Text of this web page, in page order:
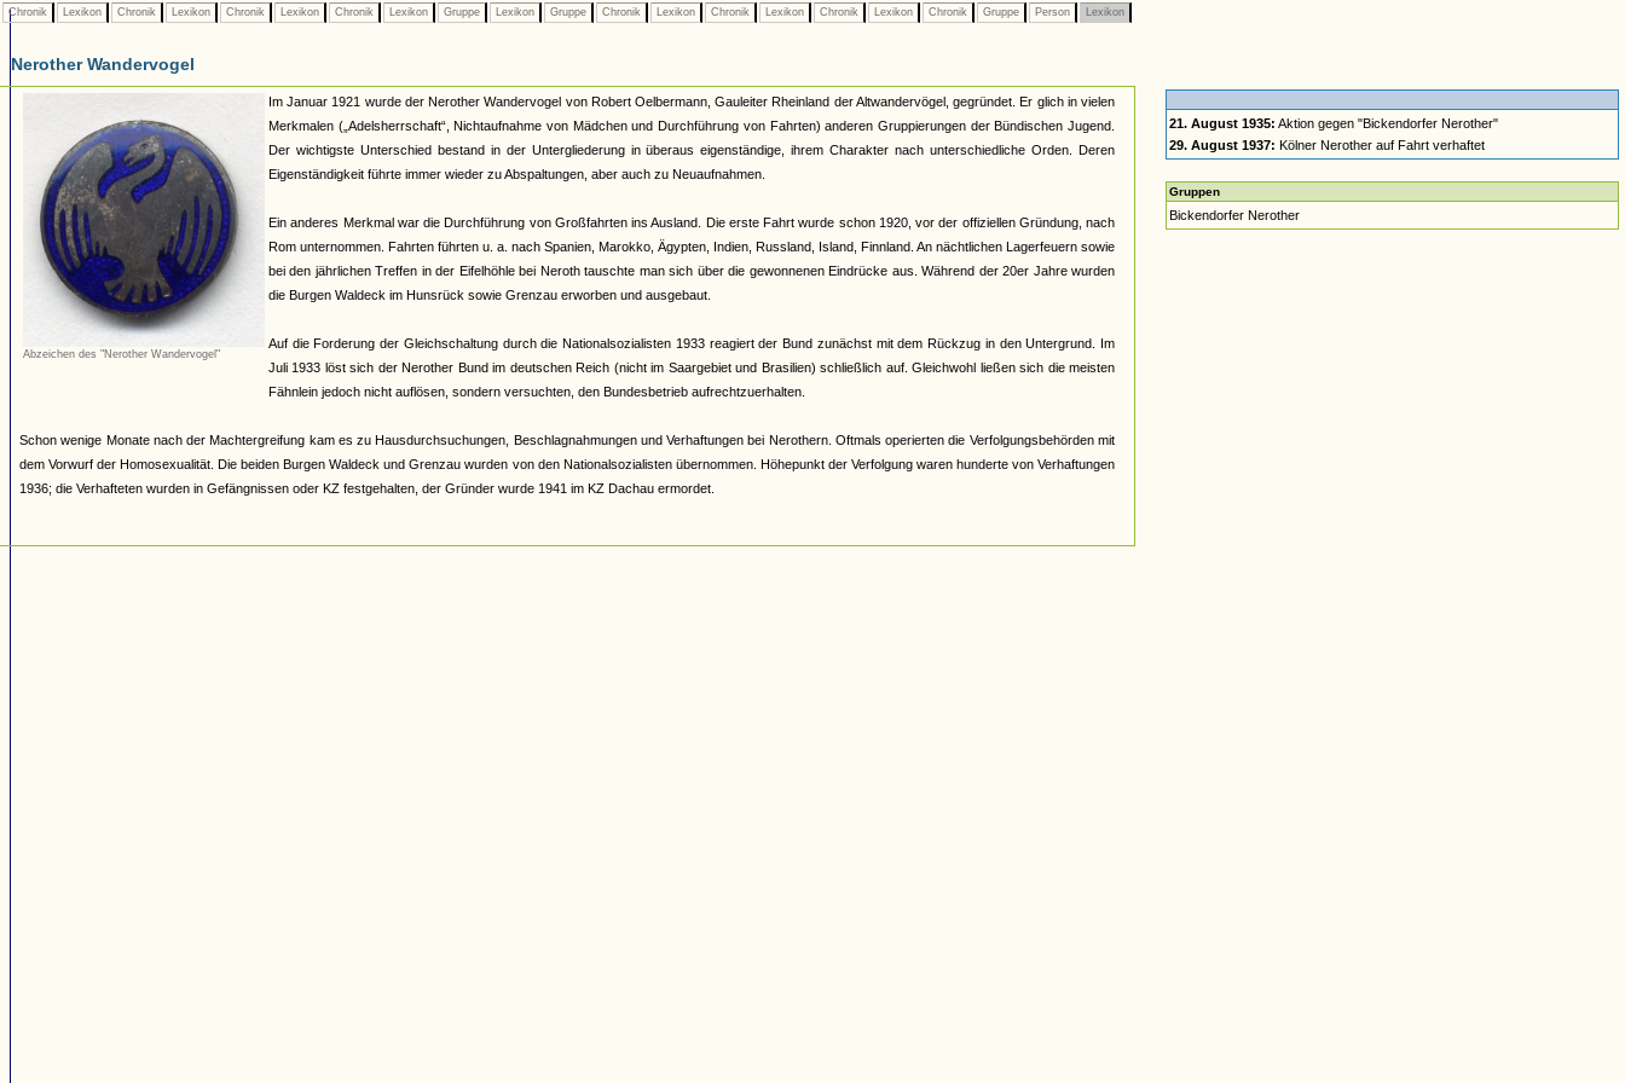
Chronik Lexikon Chronik Lexikon Chronik Lexikon Chronik Lexikon Gruppe Lexikon Gruppe Chronik Lexikon Chronik Lexikon Chronik Lexikon Chronik Gruppe Person Lexikon
Nerother Wandervogel
Abzeichen des "Nerother Wandervogel"
Im Januar 1921 wurde der Nerother Wandervogel von Robert Oelbermann, Gauleiter Rheinland der Altwandervögel, gegründet. Er glich in vielen
Merkmalen („Adelsherrschaft“, Nichtaufnahme von Mädchen und Durchführung von Fahrten) anderen Gruppierungen der Bündischen Jugend.
Der wichtigste Unterschied bestand in der Untergliederung in überaus eigenständige, ihrem Charakter nach unterschiedliche Orden. Deren
Eigenständigkeit führte immer wieder zu Abspaltungen, aber auch zu Neuaufnahmen.
Ein anderes Merkmal war die Durchführung von Großfahrten ins Ausland. Die erste Fahrt wurde schon 1920, vor der offiziellen Gründung, nach
Rom unternommen. Fahrten führten u. a. nach Spanien, Marokko, Ägypten, Indien, Russland, Island, Finnland. An nächtlichen Lagerfeuern sowie
bei den jährlichen Treffen in der Eifelhöhle bei Neroth tauschte man sich über die gewonnenen Eindrücke aus. Während der 20er Jahre wurden
die Burgen Waldeck im Hunsrück sowie Grenzau erworben und ausgebaut.
Auf die Forderung der Gleichschaltung durch die Nationalsozialisten 1933 reagiert der Bund zunächst mit dem Rückzug in den Untergrund. Im
Juli 1933 löst sich der Nerother Bund im deutschen Reich (nicht im Saargebiet und Brasilien) schließlich auf. Gleichwohl ließen sich die meisten
Fähnlein jedoch nicht auflösen, sondern versuchten, den Bundesbetrieb aufrechtzuerhalten.
Schon wenige Monate nach der Machtergreifung kam es zu Hausdurchsuchungen, Beschlagnahmungen und Verhaftungen bei Nerothern. Oftmals operierten die Verfolgungsbehörden mit
dem Vorwurf der Homosexualität. Die beiden Burgen Waldeck und Grenzau wurden von den Nationalsozialisten übernommen. Höhepunkt der Verfolgung waren hunderte von Verhaftungen
1936; die Verhafteten wurden in Gefängnissen oder KZ festgehalten, der Gründer wurde 1941 im KZ Dachau ermordet.
21. August 1935: Aktion gegen "Bickendorfer Nerother"
29. August 1937: Kölner Nerother auf Fahrt verhaftet
Gruppen
Bickendorfer Nerother